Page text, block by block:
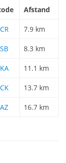
Afstand
7.9 km
8.3 km
11.1 km
13.7 km
16.7 km